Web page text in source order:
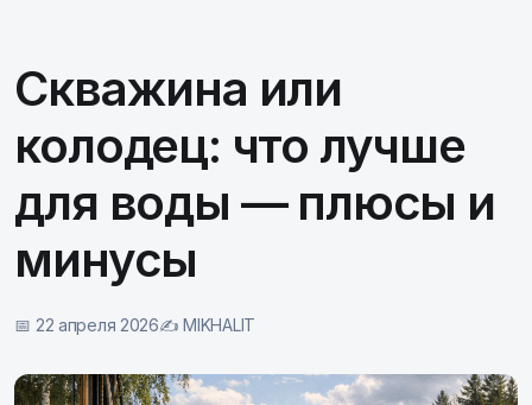
Скважина или
колодец: что лучше
для воды — плюсы и
минусы
📅 22 апреля 2026✍️ MIKHALIT